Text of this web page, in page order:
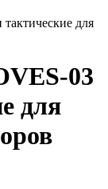
для
03
для